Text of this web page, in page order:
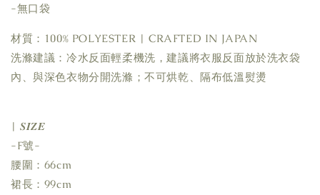
-無口袋
材質：100% POLYESTER | CRAFTED IN JAPAN
洗滌建議：冷水反面輕柔機洗，建議將衣服反面放於洗衣袋
內、與深色衣物分開洗滌；不可烘乾、隔布低溫熨燙
| 𝑺𝑰𝒁𝑬
-F號-
腰圍：66cm
裙長：99cm